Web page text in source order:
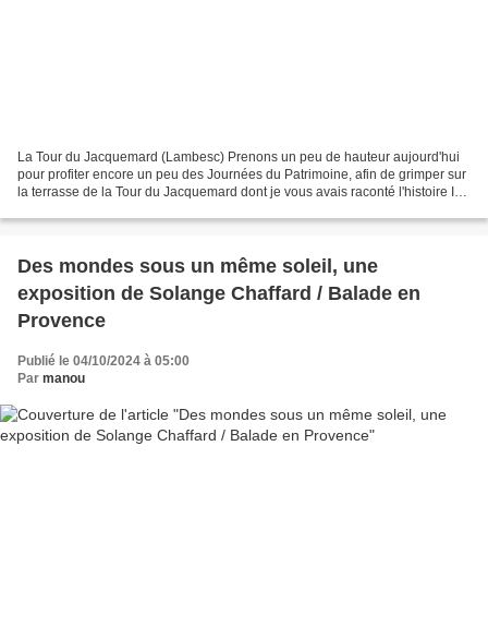
La Tour du Jacquemard (Lambesc) Prenons un peu de hauteur aujourd'hui
pour profiter encore un peu des Journées du Patrimoine, afin de grimper sur
la terrasse de la Tour du Jacquemard dont je vous avais raconté l'histoire ICI
Des mondes sous un même soleil, une
exposition de Solange Chaffard / Balade en
Provence
Publié le 04/10/2024 à 05:00
Par manou